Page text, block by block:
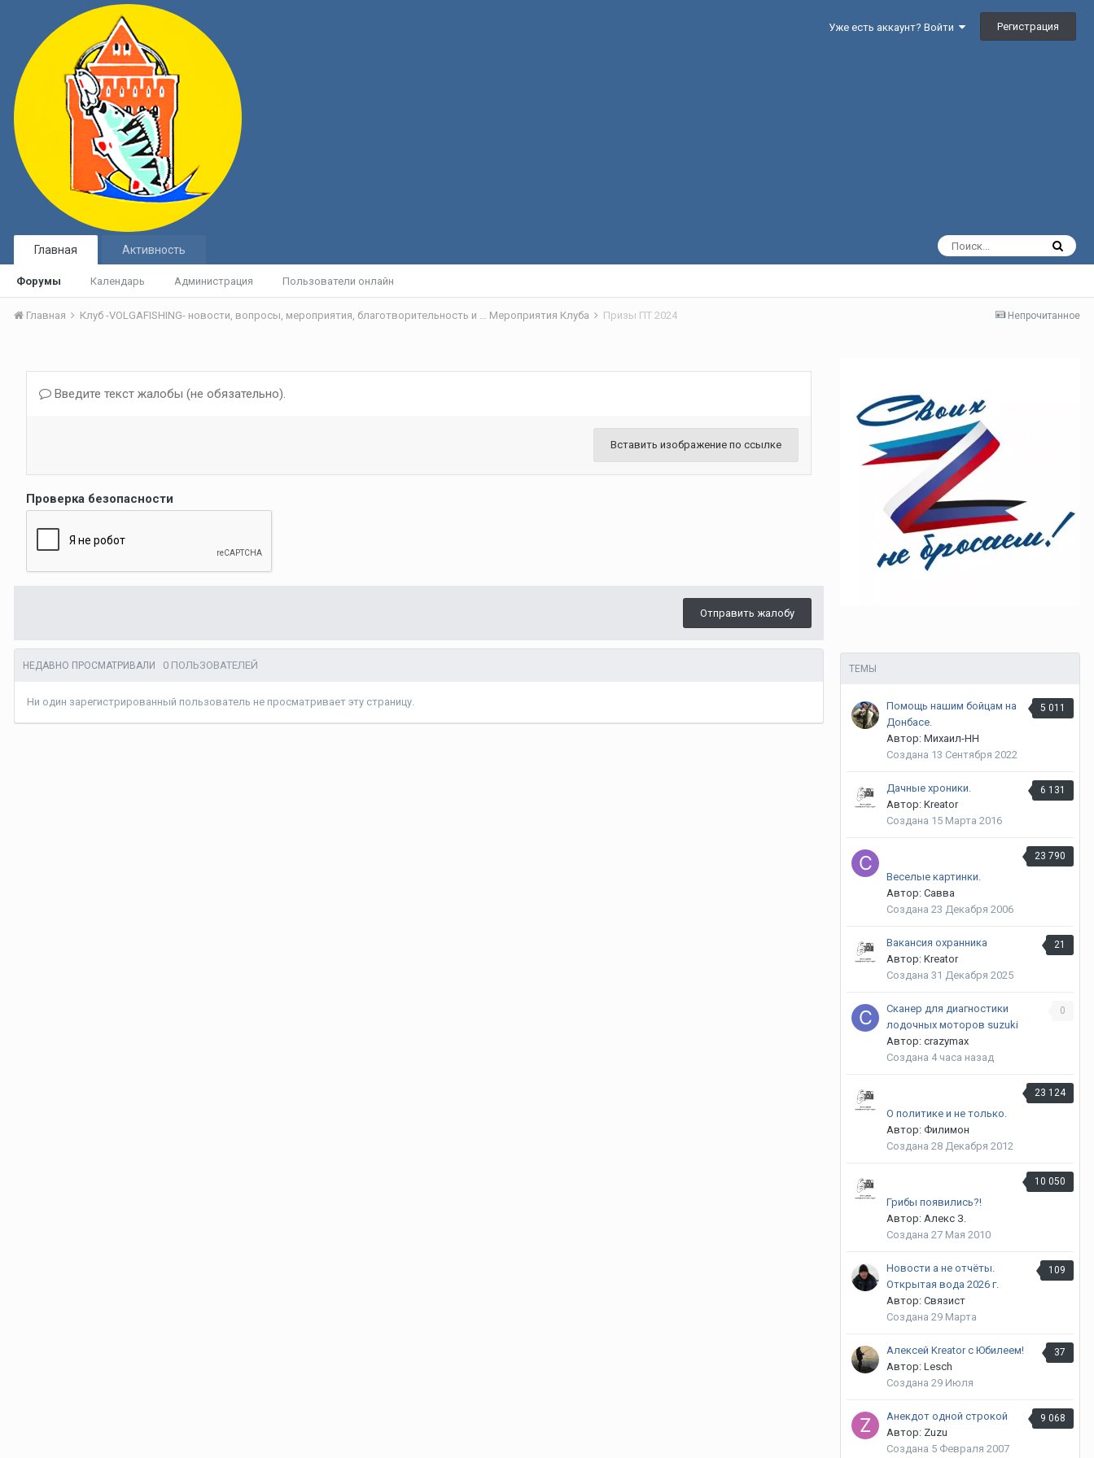
Уже есть аккаунт? Войти Регистрация
Главная
Форумы Календарь Администрация Пользователи онлайн
Активность
Непрочитанное
Главная Клуб -VOLGAFISHING- новости, вопросы, мероприятия, благотворительность и другое Мероприятия Клуба Призы ПТ 2024
Введите текст жалобы (не обязательно).
Вставить изображение по ссылке
Проверка безопасности
Отправить жалобу
НЕДАВНО ПРОСМАТРИВАЛИ 0 ПОЛЬЗОВАТЕЛЕЙ
Ни один зарегистрированный пользователь не просматривает эту страницу.
ТЕМЫ
5 011
Помощь нашим бойцам на
Донбасе.
Автор: Михаил-НН
Создана 13 Сентября 2022
6 131
Дачные хроники.
Автор: Kreator
Создана 15 Марта 2016
23 790
Веселые картинки.
Автор: Савва
Создана 23 Декабря 2006
21
Вакансия охранника
Автор: Kreator
Создана 31 Декабря 2025
0
Сканер для диагностики
лодочных моторов suzuki
Автор: crazymax
Создана 4 часа назад
23 124
О политике и не только.
Автор: Филимон
Создана 28 Декабря 2012
10 050
Грибы появились?!
Автор: Алекс З.
Создана 27 Мая 2010
109
Новости а не отчёты.
Открытая вода 2026 г.
Автор: Связист
Создана 29 Марта
37
Алексей Kreator с Юбилеем!
Автор: Lesch
Создана 29 Июля
9 068
Анекдот одной строкой
Автор: Zuzu
Создана 5 Февраля 2007